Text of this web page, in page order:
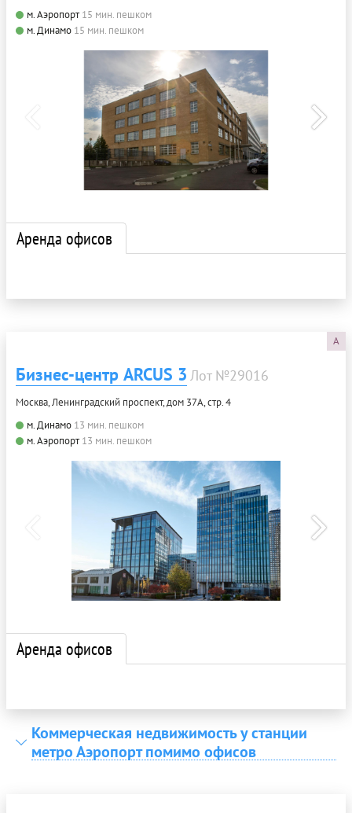
м. Аэропорт 15 мин. пешком
м. Динамо 15 мин. пешком
Аренда офисов
A
Бизнес-центр ARCUS 3 Лот №29016
Москва, Ленинградский проспект, дом 37А, стр. 4
м. Динамо 13 мин. пешком
м. Аэропорт 13 мин. пешком
Аренда офисов
Коммерческая недвижимость у станции
метро Аэропорт помимо офисов